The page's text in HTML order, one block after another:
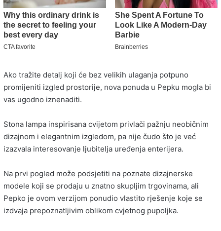
Ako tražite detalj koji će bez velikih ulaganja potpuno
promijeniti izgled prostorije, nova ponuda u Pepku mogla bi
vas ugodno iznenaditi.
Stona lampa inspirisana cvijetom privlači pažnju neobičnim
dizajnom i elegantnim izgledom, pa nije čudo što je već
izazvala interesovanje ljubitelja uređenja enterijera.
Na prvi pogled može podsjetiti na poznate dizajnerske
modele koji se prodaju u znatno skupljim trgovinama, ali
Pepko je ovom verzijom ponudio vlastito rješenje koje se
izdvaja prepoznatljivim oblikom cvjetnog pupoljka.